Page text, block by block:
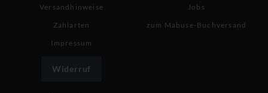
Versandhinweise
Zahlarten
Impressum
Widerruf
Jobs
zum Mabuse-Buchversand